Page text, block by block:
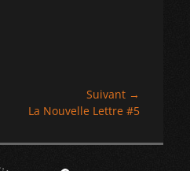
Suivant →
Article
La Nouvelle Lettre #5